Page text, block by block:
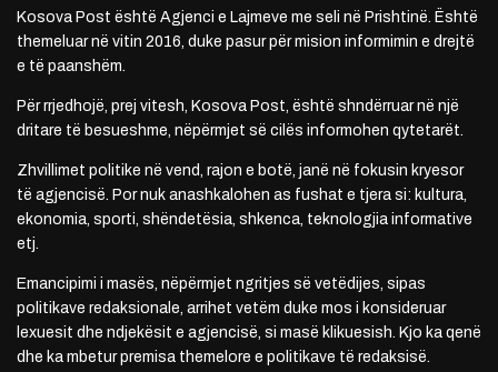
Kosova Post është Agjenci e Lajmeve me seli në Prishtinë. Është
themeluar në vitin 2016, duke pasur për mision informimin e drejtë
e të paanshëm.
Për rrjedhojë, prej vitesh, Kosova Post, është shndërruar në një
dritare të besueshme, nëpërmjet së cilës informohen qytetarët.
Zhvillimet politike në vend, rajon e botë, janë në fokusin kryesor
të agjencisë. Por nuk anashkalohen as fushat e tjera si: kultura,
ekonomia, sporti, shëndetësia, shkenca, teknologjia informative
etj.
Emancipimi i masës, nëpërmjet ngritjes së vetëdijes, sipas
politikave redaksionale, arrihet vetëm duke mos i konsideruar
lexuesit dhe ndjekësit e agjencisë, si masë klikuesish. Kjo ka qenë
dhe ka mbetur premisa themelore e politikave të redaksisë.